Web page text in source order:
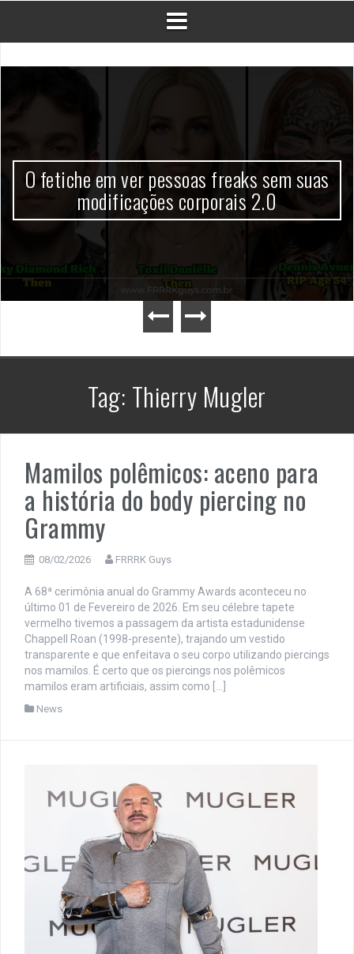
O fetiche em ver pessoas freaks sem suas
modificações corporais 2.0
Tag: Thierry Mugler
Mamilos polêmicos: aceno para
a história do body piercing no
Grammy
08/02/2026 FRRRK Guys
A 68ª cerimônia anual do Grammy Awards aconteceu no
último 01 de Fevereiro de 2026. Em seu célebre tapete
vermelho tivemos a passagem da artista estadunidense
Chappell Roan (1998-presente), trajando um vestido
transparente e que enfeitava o seu corpo utilizando piercings
nos mamilos. É certo que os piercings nos polêmicos
mamilos eram artificiais, assim como […]
News